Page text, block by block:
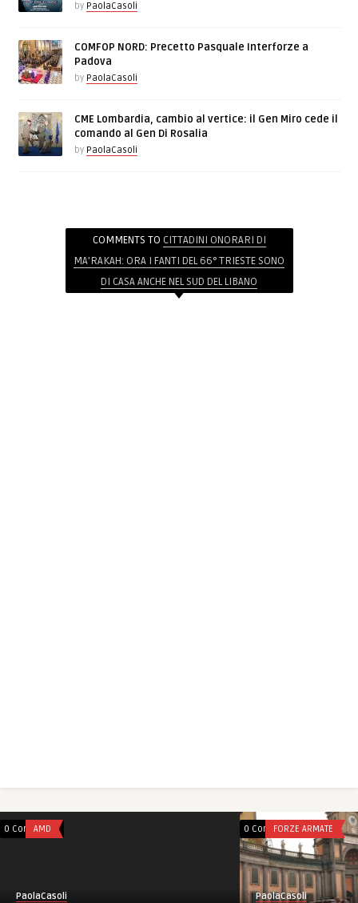
by PaolaCasoli
COMFOP NORD: Precetto Pasquale Interforze a
Padova
by PaolaCasoli
CME Lombardia, cambio al vertice: il Gen Miro cede il
comando al Gen Di Rosalia
by PaolaCasoli
COMMENTS TO CITTADINI ONORARI DI
MA’RAKAH: ORA I FANTI DEL 66° TRIESTE SONO
DI CASA ANCHE NEL SUD DEL LIBANO
0 Comments
AMD
PaolaCasoli
0 CommentsFORZE ARMATE
PaolaCasoli